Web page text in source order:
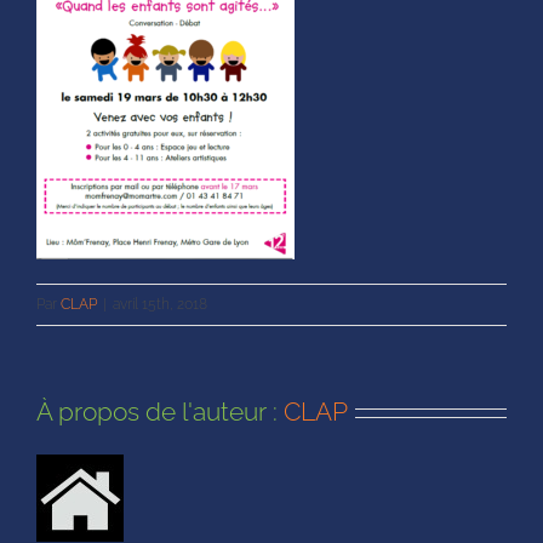
Par CLAP avril 15th, 2018
À propos de l'auteur : CLAP